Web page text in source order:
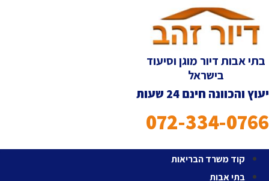
לתוכן
בתי אבות דיור מוגן וסיעוד
בישראל
יעוץ והכוונה חינם 24 שעות
072-334-0766
קוד משרד הבריאות
בתי אבות